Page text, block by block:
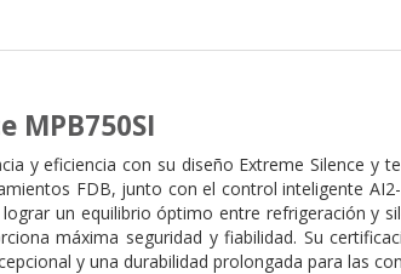
MPB750SI
y eficiencia con su diseño Extreme Silence y
FDB, junto con el control inteligente
un equilibrio óptimo entre refrigeración y
máxima seguridad y fiabilidad. Su
y una durabilidad prolongada para las